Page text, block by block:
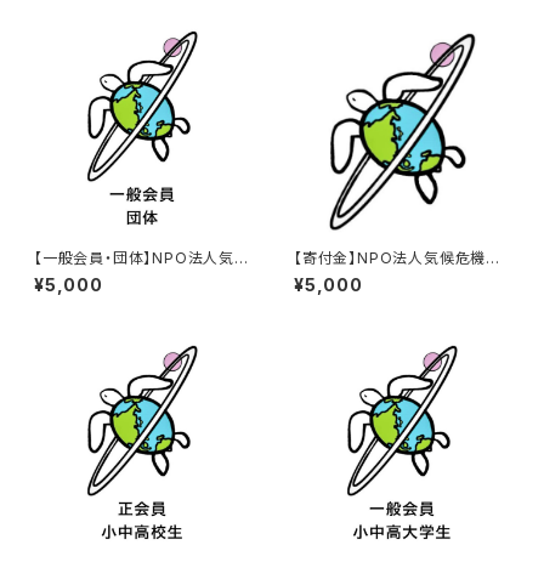
【一般会員・団体】NPO法人気候
危機対策ネットワーク 年会費
¥5,000
【寄付金】NPO法人気候危機対
策ネットワーク
¥5,000